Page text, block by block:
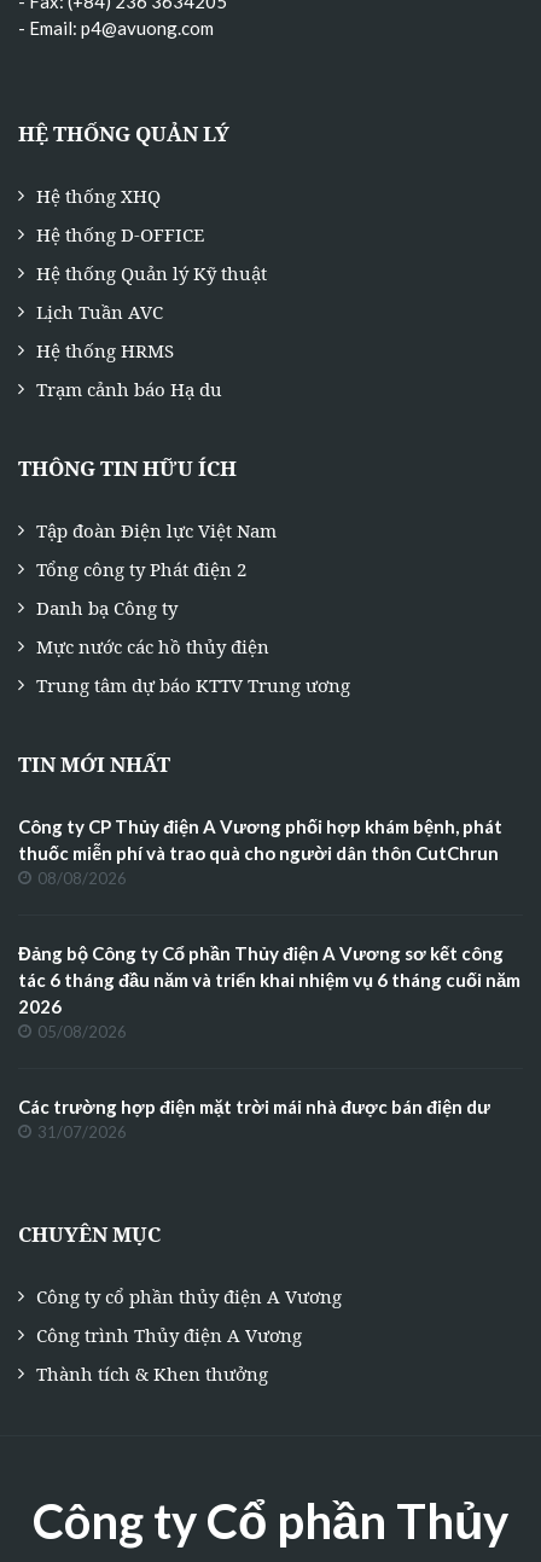
- Email: p4@avuong.com
HỆ THỐNG QUẢN LÝ
Hệ thống XHQ
Hệ thống D-OFFICE
Hệ thống Quản lý Kỹ thuật
Lịch Tuần AVC
Hệ thống HRMS
Trạm cảnh báo Hạ du
THÔNG TIN HỮU ÍCH
Tập đoàn Điện lực Việt Nam
Tổng công ty Phát điện 2
Danh bạ Công ty
Mực nước các hồ thủy điện
Trung tâm dự báo KTTV Trung ương
TIN MỚI NHẤT
Công ty CP Thủy điện A Vương phối hợp khám bệnh, phát
thuốc miễn phí và trao quà cho người dân thôn CutChrun
08/08/2026
Đảng bộ Công ty Cổ phần Thủy điện A Vương sơ kết công
tác 6 tháng đầu năm và triển khai nhiệm vụ 6 tháng cuối năm
2026
05/08/2026
Các trường hợp điện mặt trời mái nhà được bán điện dư
31/07/2026
CHUYÊN MỤC
Công ty cổ phần thủy điện A Vương
Công trình Thủy điện A Vương
Thành tích & Khen thưởng
Công ty Cổ phần Thủy